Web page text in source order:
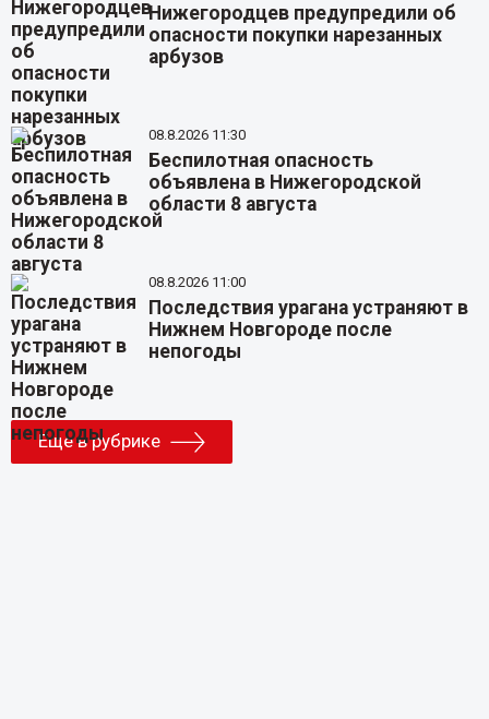
Нижегородцев предупредили об
опасности покупки нарезанных
арбузов
08.8.2026 11:30
Беспилотная опасность
объявлена в Нижегородской
области 8 августа
08.8.2026 11:00
Последствия урагана устраняют в
Нижнем Новгороде после
непогоды
Еще в рубрике